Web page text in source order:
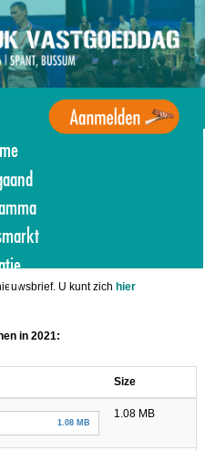
U kunt zich hier
in 2021:
Size
1.08 MB
1.08 MB